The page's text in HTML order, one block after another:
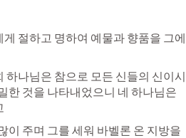
절하고 명하여 예물과 향품을 그에
나님은 참으로 모든 신들의 신이시
한 것을 나타내었으니 네 하나님은
이 주며 그를 세워 바벨론 온 지방을